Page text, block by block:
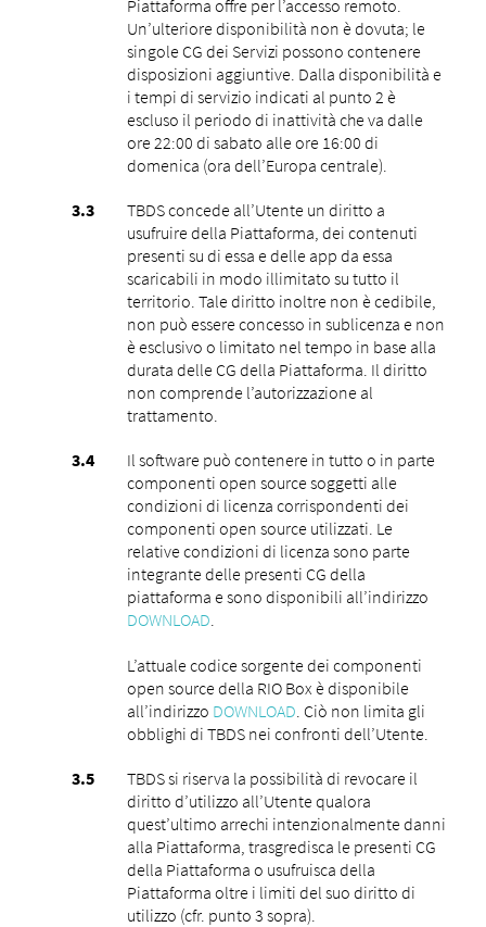
Piattaforma offre per l’accesso remoto.
Un’ulteriore disponibilità non è dovuta; le
singole CG dei Servizi possono contenere
disposizioni aggiuntive. Dalla disponibilità e
i tempi di servizio indicati al punto ‎2 è
escluso il periodo di inattività che va dalle
ore 22:00 di sabato alle ore 16:00 di
domenica (ora dell’Europa centrale).
TBDS concede all’Utente un diritto a
usufruire della Piattaforma, dei contenuti
presenti su di essa e delle app da essa
scaricabili in modo illimitato su tutto il
territorio. Tale diritto inoltre non è cedibile,
non può essere concesso in sublicenza e non
è esclusivo o limitato nel tempo in base alla
durata delle CG della Piattaforma. Il diritto
non comprende l’autorizzazione al
trattamento.
Il software può contenere in tutto o in parte
componenti open source soggetti alle
condizioni di licenza corrispondenti dei
componenti open source utilizzati. Le
relative condizioni di licenza sono parte
integrante delle presenti CG della
piattaforma e sono disponibili all’indirizzo
DOWNLOAD
L’attuale codice sorgente dei componenti
open source della RIO Box è disponibile
all’indirizzo DOWNLOAD . Ciò non limita gli
obblighi di TBDS nei confronti dell’Utente.
TBDS si riserva la possibilità di revocare il
diritto d’utilizzo all’Utente qualora
quest’ultimo arrechi intenzionalmente danni
alla Piattaforma, trasgredisca le presenti CG
della Piattaforma o usufruisca della
Piattaforma oltre i limiti del suo diritto di
utilizzo (cfr. punto ‎3 sopra).